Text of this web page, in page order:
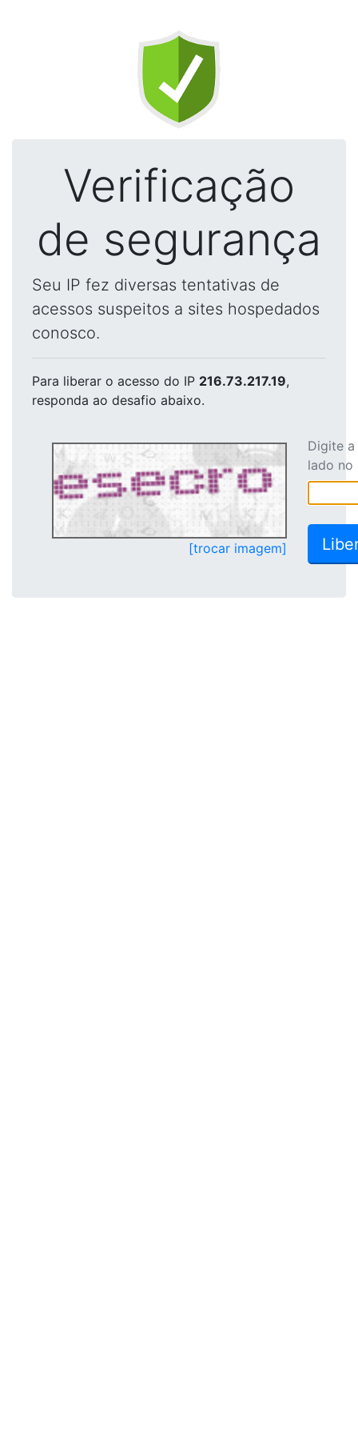
Verificação
de segurança
Seu IP fez diversas tentativas de
acessos suspeitos a sites hospedados
conosco.
Para liberar o acesso do IP 216.73.217.19,
responda ao desafio abaixo.
[trocar imagem]
Digite
lado no